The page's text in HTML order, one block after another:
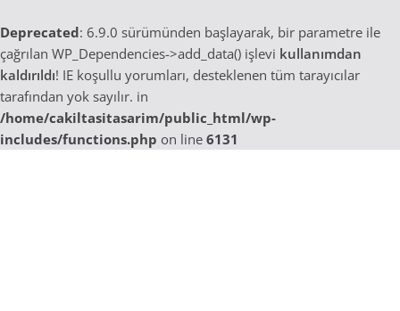
Deprecated: 6.9.0 sürümünden başlayarak, bir parametre ile
çağrılan WP_Dependencies->add_data() işlevi kullanımdan
kaldırıldı! IE koşullu yorumları, desteklenen tüm tarayıcılar
tarafından yok sayılır. in
/home/cakiltasitasarim/public_html/wp-
includes/functions.php on line 6131